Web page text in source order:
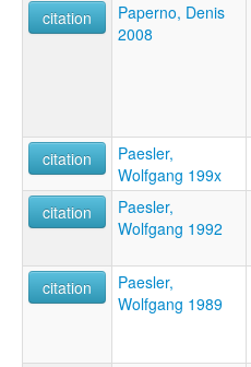
citation
Paperno, Denis
2008
citation
Paesler,
Wolfgang 199x
citation
Paesler,
Wolfgang 1992
citation
Paesler,
Wolfgang 1989